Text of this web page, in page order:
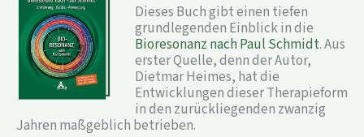
Dieses Buch gibt einen tiefen
grundlegenden Einblick in die
Bioresonanz nach Paul Schmidt. Aus
erster Quelle, denn der Autor,
Dietmar Heimes, hat die
Entwicklungen dieser Therapieform
in den zurückliegenden zwanzig
Jahren maßgeblich betrieben.